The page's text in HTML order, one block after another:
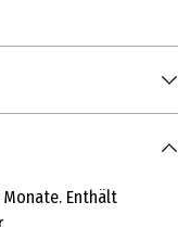
Enthält